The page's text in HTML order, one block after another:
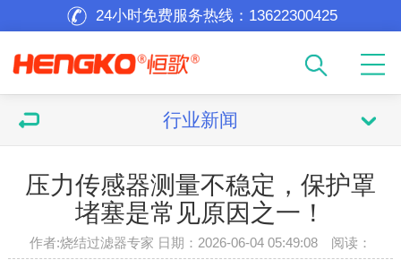
24小时免费服务热线： 13622300425
行业新闻
压力传感器测量不稳定，保护罩
堵塞是常见原因之一！
作者:烧结过滤器专家 日期：2026-06-04 05:49:08 阅读：